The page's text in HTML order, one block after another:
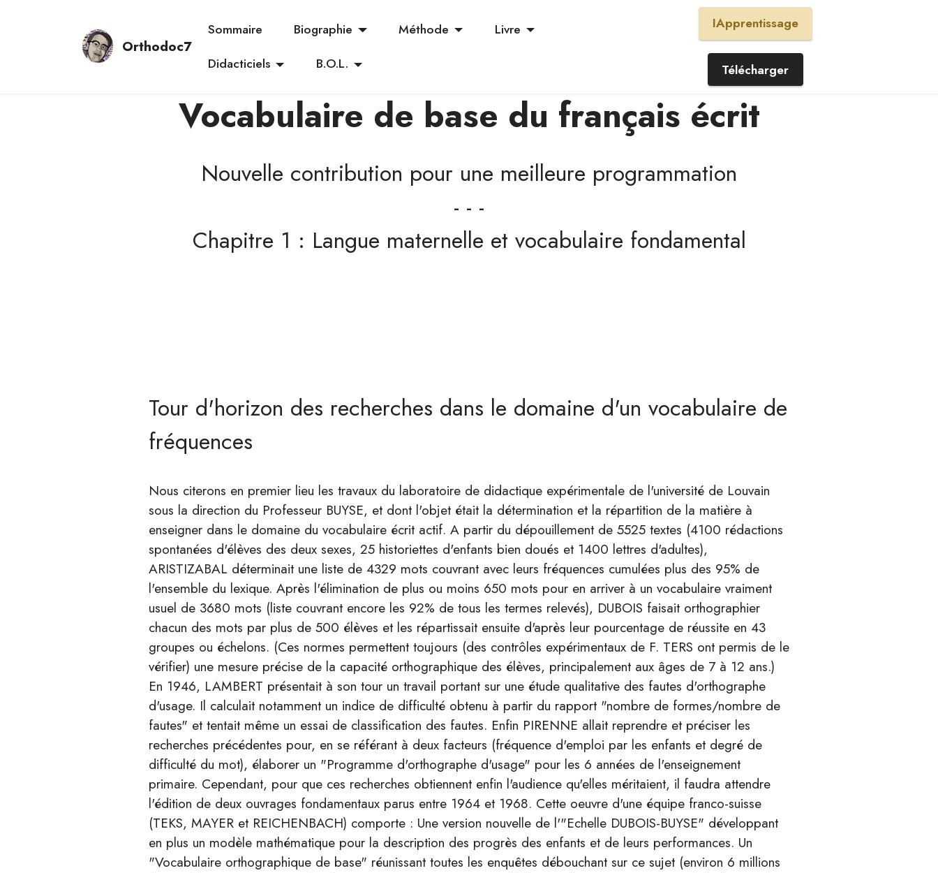
Orthodoc7
Sommaire Biographie Méthode
Livre
Didacticiels
B.O.L.
IApprentissage
Télécharger
Vocabulaire de base du français écrit
Nouvelle contribution pour une meilleure programmation
- - -
Chapitre 1 : Langue maternelle et vocabulaire fondamental
Tour d'horizon des recherches dans le domaine d'un vocabulaire de
fréquences
Nous citerons en premier lieu les travaux du laboratoire de didactique expérimentale de l'université de Louvain
sous la direction du Professeur BUYSE, et dont l'objet était la détermination et la répartition de la matière à
enseigner dans le domaine du vocabulaire écrit actif. A partir du dépouillement de 5525 textes (4100 rédactions
spontanées d'élèves des deux sexes, 25 historiettes d'enfants bien doués et 1400 lettres d'adultes),
ARISTIZABAL déterminait une liste de 4329 mots couvrant avec leurs fréquences cumulées plus des 95% de
l'ensemble du lexique. Après l'élimination de plus ou moins 650 mots pour en arriver à un vocabulaire vraiment
usuel de 3680 mots (liste couvrant encore les 92% de tous les termes relevés), DUBOIS faisait orthographier
chacun des mots par plus de 500 élèves et les répartissait ensuite d'après leur pourcentage de réussite en 43
groupes ou échelons. (Ces normes permettent toujours (des contrôles expérimentaux de F. TERS ont permis de le
vérifier) une mesure précise de la capacité orthographique des élèves, principalement aux âges de 7 à 12 ans.)
En 1946, LAMBERT présentait à son tour un travail portant sur une étude qualitative des fautes d'orthographe
d'usage. Il calculait notamment un indice de difficulté obtenu à partir du rapport "nombre de formes/nombre de
fautes" et tentait même un essai de classification des fautes. Enfin PIRENNE allait reprendre et préciser les
recherches précédentes pour, en se référant à deux facteurs (fréquence d'emploi par les enfants et degré de
difficulté du mot), élaborer un "Programme d'orthographe d'usage" pour les 6 années de l'enseignement
primaire. Cependant, pour que ces recherches obtiennent enfin l'audience qu'elles méritaient, il faudra attendre
l'édition de deux ouvrages fondamentaux parus entre 1964 et 1968. Cette oeuvre d'une équipe franco-suisse
(TEKS, MAYER et REICHENBACH) comporte : Une version nouvelle de l'"Echelle DUBOIS-BUYSE" développant
en plus un modèle mathématique pour la description des progrès des enfants et de leurs performances. Un
"Vocabulaire orthographique de base" réunissant toutes les enquêtes débouchant sur ce sujet (environ 6 millions